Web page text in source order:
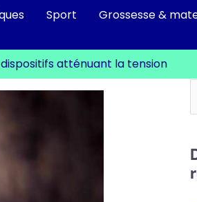
Sport
Grossesse &
atténuant la tension